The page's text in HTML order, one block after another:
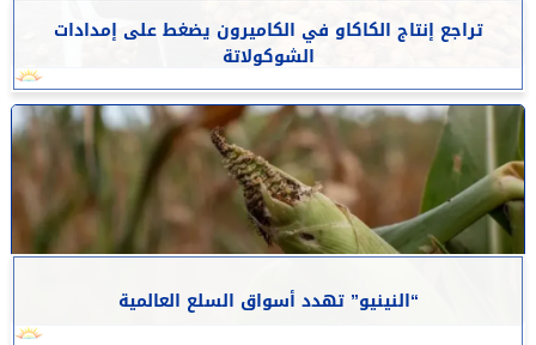
تراجع إنتاج الكاكاو في الكاميرون يضغط على إمدادات
الشوكولاتة
“النينيو” تهدد أسواق السلع العالمية